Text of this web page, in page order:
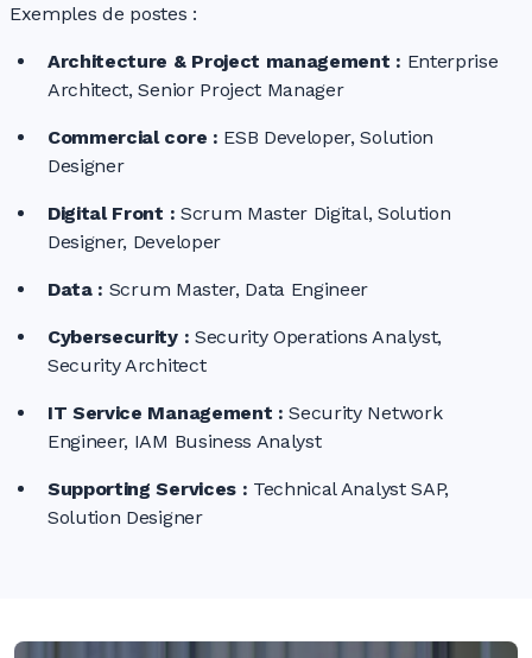
Exemples de postes :
Architecture & Project management : Enterprise
Architect, Senior Project Manager
Commercial core : ESB Developer, Solution
Designer
Digital Front : Scrum Master Digital, Solution
Designer, Developer
Data : Scrum Master, Data Engineer
Cybersecurity : Security Operations Analyst,
Security Architect
IT Service Management : Security Network
Engineer, IAM Business Analyst
SupportingServices : Technical Analyst SAP,
Solution Designer